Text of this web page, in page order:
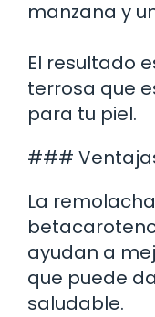
manzana y
El resultado
terrosa que
para tu piel.
###
La
ayudan a
que puede
saludable.